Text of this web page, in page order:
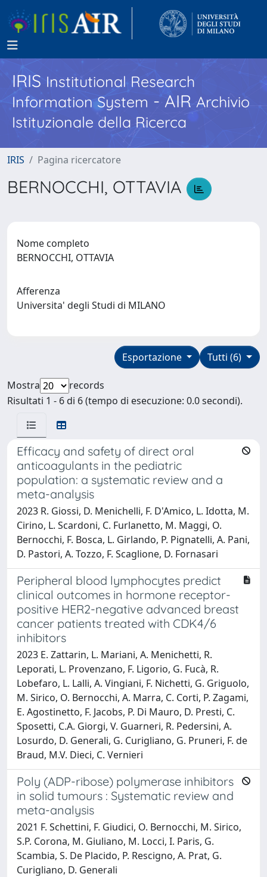
IRISInstitutional Research
Information System - AIR Archivio
Istituzionale della Ricerca
IRIS Pagina ricercatore
BERNOCCHI, OTTAVIA
Nome completo
BERNOCCHI, OTTAVIA
Afferenza
Universita' degli Studi di MILANO
Tutti (6)
Esportazione
Mostra
records
Risultati 1 - 6 di 6 (tempo di esecuzione: 0.0 secondi).
Efficacy and safety of direct oral
anticoagulants in the pediatric
population: a systematic review and a
meta-analysis
2023 R. Giossi, D. Menichelli, F. D'Amico, L. Idotta, M.
Cirino, L. Scardoni, C. Furlanetto, M. Maggi, O.
Bernocchi, F. Bosca, L. Girlando, P. Pignatelli, A. Pani,
D. Pastori, A. Tozzo, F. Scaglione, D. Fornasari
Peripheral blood lymphocytes predict
clinical outcomes in hormone receptor-
positive HER2-negative advanced breast
cancer patients treated with CDK4/6
inhibitors
2023 E. Zattarin, L. Mariani, A. Menichetti, R.
Leporati, L. Provenzano, F. Ligorio, G. Fucà, R.
Lobefaro, L. Lalli, A. Vingiani, F. Nichetti, G. Griguolo,
M. Sirico, O. Bernocchi, A. Marra, C. Corti, P. Zagami,
E. Agostinetto, F. Jacobs, P. Di Mauro, D. Presti, C.
Sposetti, C.A. Giorgi, V. Guarneri, R. Pedersini, A.
Losurdo, D. Generali, G. Curigliano, G. Pruneri, F. de
Braud, M.V. Dieci, C. Vernieri
Poly (ADP-ribose) polymerase inhibitors
in solid tumours : Systematic review and
meta-analysis
2021 F. Schettini, F. Giudici, O. Bernocchi, M. Sirico,
S.P. Corona, M. Giuliano, M. Locci, I. Paris, G.
Scambia, S. De Placido, P. Rescigno, A. Prat, G.
Curigliano, D. Generali